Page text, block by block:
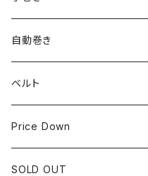
CITIZEN
25mm~29.9mm
30mm~34.9mm
35mm~39.9mm
40mm~
自動巻き
ベルト
HIRSCHベルト
SSブレスレット
Price Down
SOLD OUT